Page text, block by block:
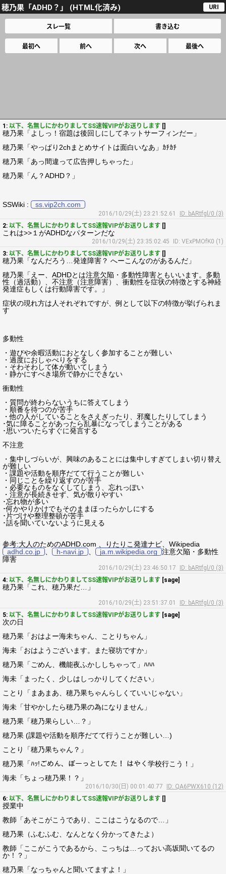
穂乃果「ADHD？」 (HTML化済み) URI
スレ一覧 書き込む
最初へ 前へ 次へ 最後へ
1: 以下、名無しにかわりましてSS速報VIPがお送りします []
穂乃果「よしっ！宿題は後回しにしてネットサーフィンだー」
穂乃果「やっぱり2chまとめサイトは面白いなあ」ｶﾁｶﾁ
穂乃果「あっ間違って広告押しちゃった」
穂乃果「ん？ADHD？」
SSWiki : ss.vip2ch.com
2016/10/29(土) 23:21:52.61
ID: bARtfgl/0 (3)
2: 以下、名無しにかわりましてSS速報VIPがお送りします []
これは>>１がADHDなパターンだな
2016/10/29(土) 23:35:02.45
ID: VExPMOfK0 (1)
3: 以下、名無しにかわりましてSS速報VIPがお送りします []
穂乃果「なんだろう…発達障害？ へーこんなのがあるんだ」
穂乃果「えー、ADHDとは注意欠陥・多動性障害ともいいます。多動
性（過活動）、不注意（注意障害）、衝動性を症状の特徴とする神経
発達症もしくは行動障害です。」
症状の現れ方は人それぞれですが、例として以下の特徴が挙げられま
す
多動性
・遊びや余暇活動におとなしく参加することが難しい
・過度におしゃべりをする
・そわそわして体が動いてしまう
・静かにすべき場所で静かにできない
衝動性
・質問が終わらないうちに答えてしまう
・順番を待つのが苦手
・他の人がしていることをさえぎったり、邪魔したりしてしまう
･気に障ることがあったら乱暴になってしまうことがある
･思いついたらすぐに発言する
不注意
・集中しづらいが、興味のあることには集中しすぎてしまい切り替え
が難しい
・課題や活動を順序だてて行うことが難しい
・同じことを繰り返すのが苦手
・必要なものをなくしてしまう、忘れっぽい
・注意が長続きせず、気が散りやすい
･忘れ物が多い
･何かやりかけでもそのままほったらかしにする
･片づけや整理整頓が苦手
･話を聞いていないように見える
参考:大人のためのADHD.com 、りたりこ発達ナビ、Wikipedia
adhd.co.jp
h-navi.jp ja.m.wikipedia.org
注意欠陥・多動性
障害
2016/10/29(土) 23:46:50.17
ID: bARtfgl/0 (3)
4: 以下、名無しにかわりましてSS速報VIPがお送りします [sage]
穂乃果「これ、穂乃果だ…」
2016/10/29(土) 23:51:37.01
ID: bARtfgl/0 (3)
5: 以下、名無しにかわりましてSS速報VIPがお送りします [sage]
次の日
穂乃果「おはよー海未ちゃん、ことりちゃん」
海未「おはようございます。また寝坊ですか」
穂乃果「ごめん、機能夜ふかししちゃって」ﾊﾊﾊ
海未「まったく、少しはしっかりしてください」
ことり「まあまあ、穂乃果ちゃんらしくていいじゃない」
海未「甘やかしたら穂乃果の為になりません」
穂乃果「穂乃果らしい…？」
穂乃果 (課題や活動を順序だてて行うことが難しい…)
ことり「穂乃果ちゃん？」
穂乃果「ﾊｯ!ごめん、ぼーっとしてた！ はやく学校行こう！」
海未「ちょっ穂乃果！？」
2016/10/30(日) 00:01:40.77
ID: QA6PWX610 (12)
6: 以下、名無しにかわりましてSS速報VIPがお送りします []
授業中
教師「あそこがこうであり、ここはこうなるので…」
穂乃果（ふむふむ、なんとなく分かってきたよ）
教師「ここがこうであるから、こっちは…っておい高坂聞いてるの
か！？」
穂乃果「なっちゃんと聞いてますよ！」